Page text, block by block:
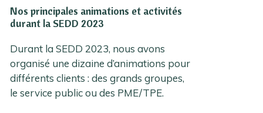
Nos principales animations et activités
durant la SEDD 2023
Durant la SEDD 2023, nous avons
organisé une dizaine d’animations pour
différents clients : des grands groupes,
le service public ou des PME/TPE.